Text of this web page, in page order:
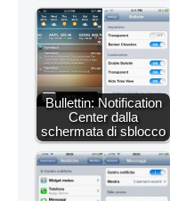
Bullettin: Notification
Center dalla
schermata di sblocco